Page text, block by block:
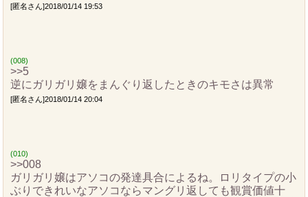
[匿名さん]2018/01/14 19:53
(008)
>>5
逆にガリガリ嬢をまんぐり返したときのキモさは異常
[匿名さん]2018/01/14 20:04
(010)
>>008
ガリガリ嬢はアソコの発達具合によるね。ロリタイプの小
ぶりできれいなアソコならマングリ返しても観賞価値十